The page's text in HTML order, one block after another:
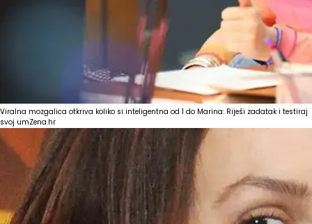
Viralna mozgalica otkriva koliko si inteligentna od 1 do Marina: Riješi zadatak i testiraj
svoj umZena.hr